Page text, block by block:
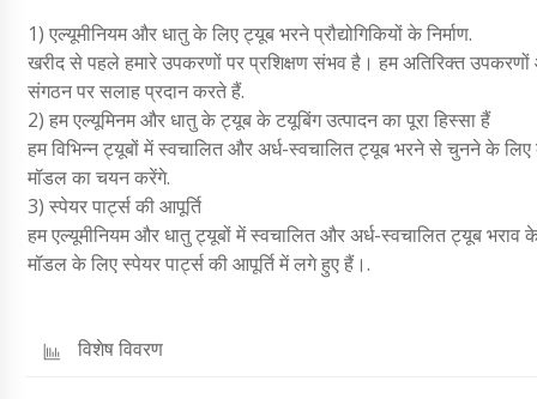
1) एल्यूमीनियम और धातु के लिए ट्यूब भरने प्रौद्योगिकियों के निर्माण.
खरीद से पहले हमारे उपकरणों पर प्रशिक्षण संभव है। हम अतिरिक्त
संगठन पर सलाह प्रदान करते हैं.
2) हम एल्यूमिनम और धातु के ट्यूब के टयूबिंग उत्पादन का पूरा हिस्सा हैं
हम विभिन्न ट्यूबों में स्वचालित और अर्ध-स्वचालित ट्यूब भरने से चुनने के
मॉडल का चयन करेंगे.
3) स्पेयर पार्ट्स की आपूर्ति
हम एल्यूमीनियम और धातु ट्यूबों में स्वचालित और अर्ध-स्वचालित ट्यूब भराव
मॉडल के लिए स्पेयर पार्ट्स की आपूर्ति में लगे हुए हैं।.
विशेष विवरण